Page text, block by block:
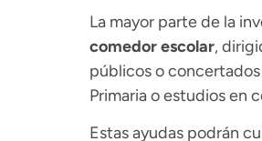
La mayor parte de la
comedor escolar,
públicos o
Primaria o estudios en
Estas ayudas podrán